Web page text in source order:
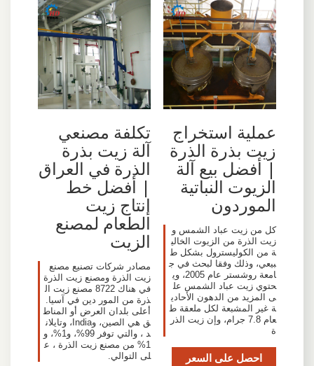
عملية استخراج
زيت بذرة الذرة
| أفضل بيع آلة
الزيوت النباتية
الموردون
كل من زيت عباد الشمس و
زيت الذرة من الزيوت الخالي
ة من الكوليسترول بشكل ط
بيعي، وذلك وفقا لبحث في ج
امعة روشستر عام 2005، وي
حتوي زيت عباد الشمس عل
ى المزيد من الدهون الأحادي
ة غير المشبعة لكل ملعقة ط
عام 7.8 جرام، وإن زيت الذر
ة
احصل على السعر
تكلفة مصنعي
آلة زيت بذرة
الذرة في العراق
| أفضل خط
إنتاج زيت
الطعام لمصنع
الزيت
مصادر شركات تصنيع مصنع
زيت الذرة ومصنع زيت الذرة
في هناك 8722 مصنع زيت ال
ذرة من المور دين في آسيا.
أعلى بلدان العرض أو المناط
ق هي الصين، وIndia، وتايلان
د ، والتي توفر 99%، و1%، و
1% من مصنع زيت الذرة ، ع
لى التوالي.